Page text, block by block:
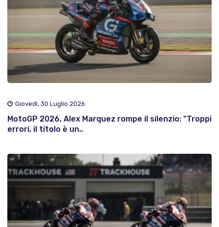
Giovedì, 30 Luglio 2026
MotoGP 2026, Alex Marquez rompe il silenzio: "Troppi
errori, il titolo è un..